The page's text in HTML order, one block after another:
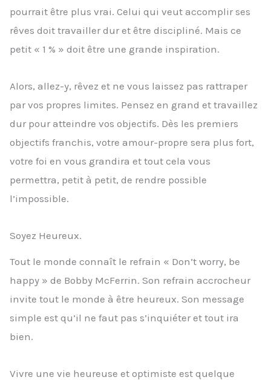
pourrait être plus vrai. Celui qui veut accomplir ses
rêves doit travailler dur et être discipliné. Mais ce
petit « 1 % » doit être une grande inspiration.
Alors, allez-y, rêvez et ne vous laissez pas rattraper
par vos propres limites. Pensez en grand et travaillez
dur pour atteindre vos objectifs. Dès les premiers
objectifs franchis, votre amour-propre sera plus fort,
votre foi en vous grandira et tout cela vous
permettra, petit à petit, de rendre possible
l’impossible.
Soyez Heureux.
Tout le monde connaît le refrain « Don’t worry, be
happy » de Bobby McFerrin. Son refrain accrocheur
invite tout le monde à être heureux. Son message
simple est qu’il ne faut pas s’inquiéter et tout ira
bien.
Vivre une vie heureuse et optimiste est quelque